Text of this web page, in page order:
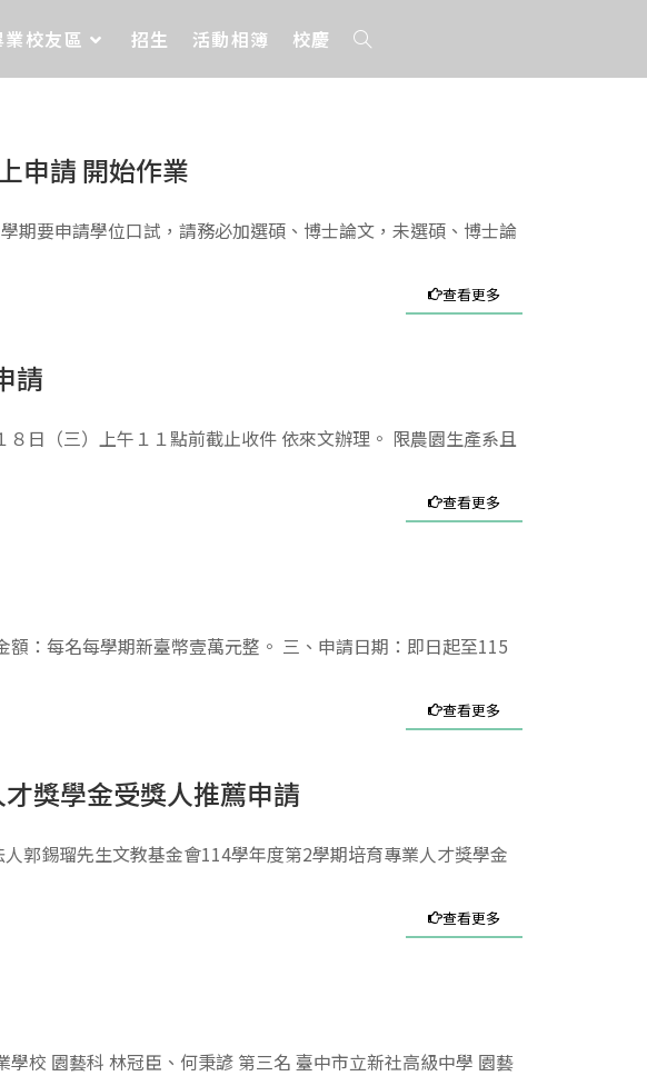
業校友區 招生 活動相簿 校慶
申請 開始作業
期要申請學位口試，請務必加選碩、博士論文，未選碩、博士論
查看更多
請
日（三）上午１１點前截止收件 依來文辦理。 限農園生產系且
查看更多
：每名每學期新臺幣壹萬元整。 三、申請日期：即日起至115
查看更多
獎學金受獎人推薦申請
郭錫瑠先生文教基金會114學年度第2學期培育專業人才獎學金
查看更多
校 園藝科 林冠臣、何秉諺 第三名 臺中市立新社高級中學 園藝